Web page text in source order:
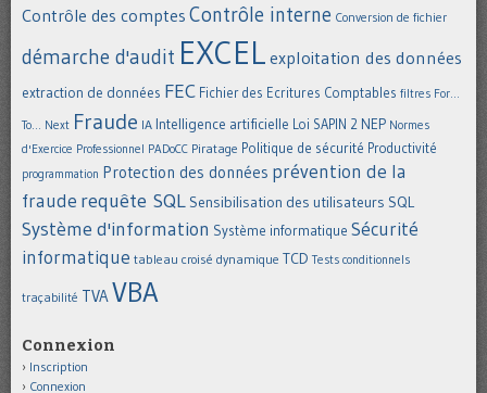
Contrôle des comptes Contrôle interne Conversion de fichier
démarche d'audit EXCEL exploitation des données
extraction de données FEC Fichier des Ecritures Comptables filtres For...
To... Next Fraude IA Intelligence artificielle Loi SAPIN 2 NEP Normes
d'Exercice Professionnel PADoCC Piratage Politique de sécurité Productivité
programmation Protection des données prévention de la
fraude requête SQL Sensibilisation des utilisateurs SQL
Système d'information Système informatique Sécurité
informatique tableau croisé dynamique TCD Tests conditionnels
traçabilité TVAVBA
Connexion
Inscription
Connexion